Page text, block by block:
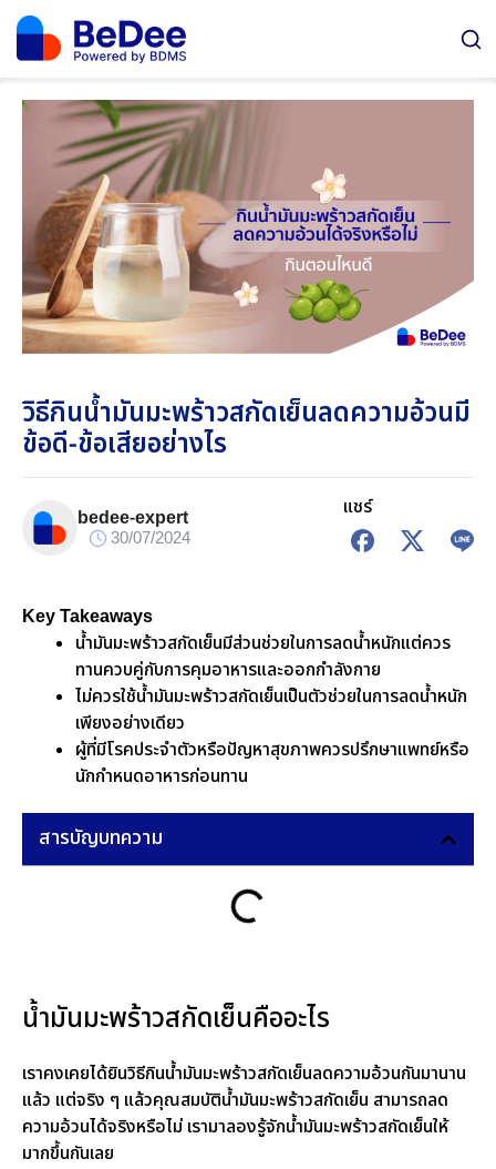
วิธีกินน้ำมันมะพร้าวสกัดเย็นลดความอ้วนมี
ข้อดี-ข้อเสียอย่างไร
bedee-expert
30/07/2024
แชร์
Key Takeaways
น้ำมันมะพร้าวสกัดเย็นมีส่วนช่วยในการลดน้ำหนักแต่ควร
ทานควบคู่กับการคุมอาหารและออกกำลังกาย
ไม่ควรใช้น้ำมันมะพร้าวสกัดเย็นเป็นตัวช่วยในการลดน้ำหนัก
เพียงอย่างเดียว
ผู้ที่มีโรคประจำตัวหรือปัญหาสุขภาพควรปรึกษาแพทย์หรือ
นักกำหนดอาหารก่อนทาน
สารบัญบทความ
น้ำมันมะพร้าวสกัดเย็นคืออะไร
เราคงเคยได้ยินวิธีกินน้ำมันมะพร้าวสกัดเย็นลดความอ้วนกันมานาน
แล้ว แต่จริง ๆ แล้วคุณสมบัติน้ำมันมะพร้าวสกัดเย็น สามารถลด
ความอ้วนได้จริงหรือไม่ เรามาลองรู้จักน้ำมันมะพร้าวสกัดเย็นให้
มากขึ้นกันเลย